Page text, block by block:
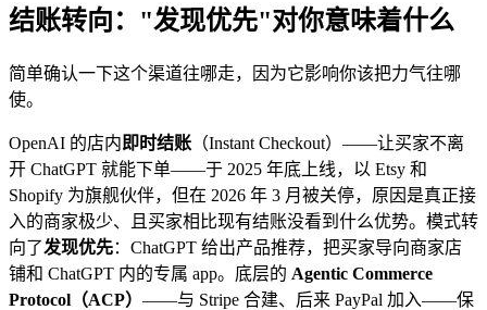
结账转向："发现优先"对你意味着什么
简单确认一下这个渠道往哪走，因为它影响你该把力气往哪
使。
OpenAI 的店内 即时结账 （Instant Checkout）——让买家不离
开 ChatGPT 就能下单——于 2025 年底上线，以 Etsy 和
Shopify 为旗舰伙伴，但在 2026 年 3 月被关停，原因是真正接
入的商家极少、且买家相比现有结账没看到什么优势。模式转
向了发现优先：ChatGPT 给出产品推荐，把买家导向商家店
铺和 ChatGPT 内的专属 app。底层的 Agentic Commerce
Protocol（ACP） ——与 Stripe 合建、后来 PayPal 加入——保